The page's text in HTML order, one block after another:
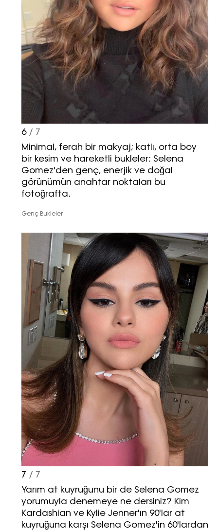
6/ 7
Minimal, ferah bir makyaj; katlı, orta boy
bir kesim ve hareketli bukleler: Selena
Gomez'den genç, enerjik ve doğal
görünümün anahtar noktaları bu
fotoğrafta.
Genç Bukleler
7 / 7
Yarım at kuyruğunu bir de Selena Gomez
yorumuyla denemeye ne dersiniz? Kim
Kardashian ve Kylie Jenner'ın 90'lar at
kuyruğuna karşı Selena Gomez'in 60'lardan